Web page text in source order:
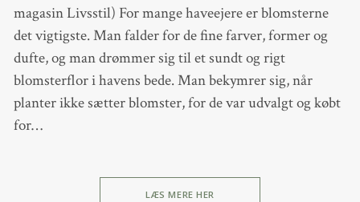
magasin Livsstil) For mange haveejere er blomsterne
det vigtigste. Man falder for de fine farver, former og
dufte, og man drømmer sig til et sundt og rigt
blomsterflor i havens bede. Man bekymrer sig, når
planter ikke sætter blomster, for de var udvalgt og købt
for…
LÆS MERE HER